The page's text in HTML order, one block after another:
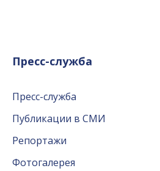
Пресс-служба
Пресс-служба
Публикации в СМИ
Репортажи
Фотогалерея